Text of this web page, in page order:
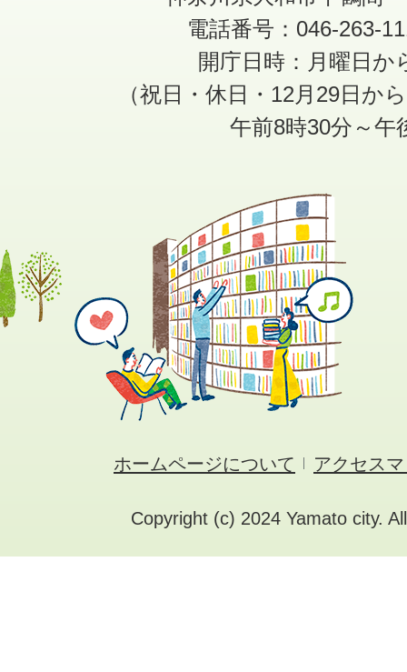
電話番号：046-263-
開庁日時：月曜日か
（祝日・休日・12月29日か
午前8時30分～午
ホームページについて アクセス
Copyright (c) 2024 Yamato city.